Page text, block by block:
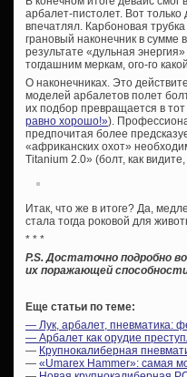
арбалет-пистолет. Вот
впечатлял. Карбоновая
грановый наконечник в
результате «дульная
тогдашним меркам, ого-го
О наконечниках. Это
моделей арбалетов полет
их подбор превращается в
равно хорошо!»).
предпочитая более
«африканских охот»
Titanium 2.0» (болт, как
Итак, что же в итоге? Да,
стала тогда роковой для
* * *
P.S. Достаточно подробно
их поражающей
Еще статьи по теме:
— Лук, арбалет, пневматика:
— Арбалет как орудие
— Крупнокалиберная
— «Umarex Hammer»: самая